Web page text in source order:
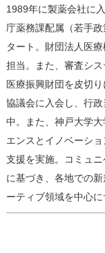
1989年に製薬会社に
庁薬務課配属（若手
タート。財団法人医
担当。また、審査シ
医療振興財団を皮切
協議会に入会し、行
中。また、神戸大学
エンスとイノベーシ
支援を実施。コミュ
に基づき、各地での
ーティブ領域を中心に